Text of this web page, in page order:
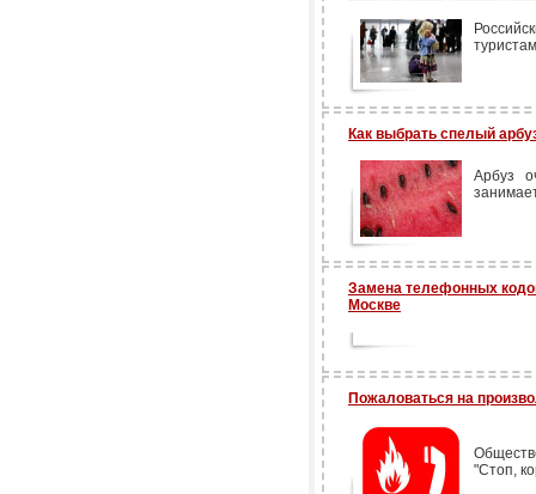
Как выбрать спелый
Арбуз
Замена телефонных
Москве
Пожаловаться на
"Стоп,